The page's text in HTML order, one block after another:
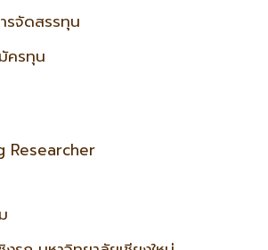
รจัดสรรทุน
ครทุน
Researcher